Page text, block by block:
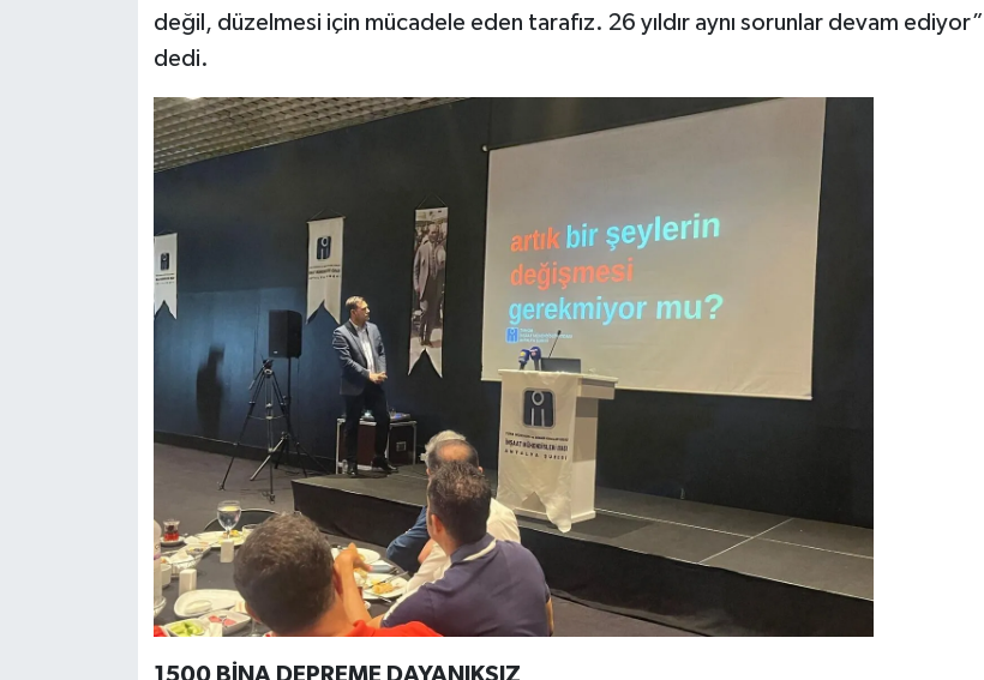
değil, düzelmesi için mücadele eden tarafız. 26 yıldır aynı sorunlar devam ediyor”
dedi.
1500 BİNA DEPREME DAYANIKSIZ